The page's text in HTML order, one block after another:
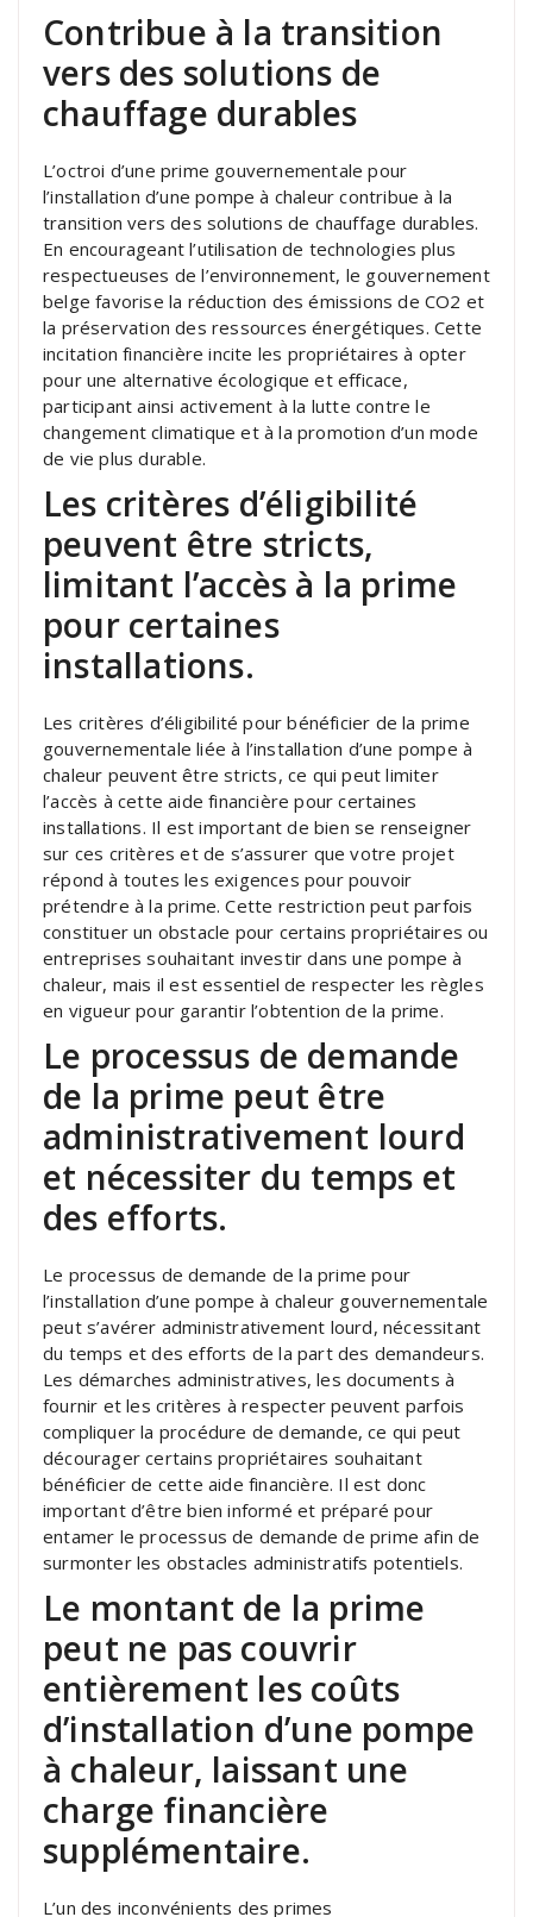
Contribue à la transition
vers des solutions de
chauffage durables
L’octroi d’une prime gouvernementale pour
l’installation d’une pompe à chaleur contribue à la
transition vers des solutions de chauffage durables.
En encourageant l’utilisation de technologies plus
respectueuses de l’environnement, le gouvernement
belge favorise la réduction des émissions de CO2 et
la préservation des ressources énergétiques. Cette
incitation financière incite les propriétaires à opter
pour une alternative écologique et efficace,
participant ainsi activement à la lutte contre le
changement climatique et à la promotion d’un mode
de vie plus durable.
Les critères d’éligibilité
peuvent être stricts,
limitant l’accès à la prime
pour certaines
installations.
Les critères d’éligibilité pour bénéficier de la prime
gouvernementale liée à l’installation d’une pompe à
chaleur peuvent être stricts, ce qui peut limiter
l’accès à cette aide financière pour certaines
installations. Il est important de bien se renseigner
sur ces critères et de s’assurer que votre projet
répond à toutes les exigences pour pouvoir
prétendre à la prime. Cette restriction peut parfois
constituer un obstacle pour certains propriétaires ou
entreprises souhaitant investir dans une pompe à
chaleur, mais il est essentiel de respecter les règles
en vigueur pour garantir l’obtention de la prime.
Le processus de demande
de la prime peut être
administrativement lourd
et nécessiter du temps et
des efforts.
Le processus de demande de la prime pour
l’installation d’une pompe à chaleur gouvernementale
peut s’avérer administrativement lourd, nécessitant
du temps et des efforts de la part des demandeurs.
Les démarches administratives, les documents à
fournir et les critères à respecter peuvent parfois
compliquer la procédure de demande, ce qui peut
décourager certains propriétaires souhaitant
bénéficier de cette aide financière. Il est donc
important d’être bien informé et préparé pour
entamer le processus de demande de prime afin de
surmonter les obstacles administratifs potentiels.
Le montant de la prime
peut ne pas couvrir
entièrement les coûts
d’installation d’une pompe
à chaleur, laissant une
charge financière
supplémentaire.
L’un des inconvénients des primes